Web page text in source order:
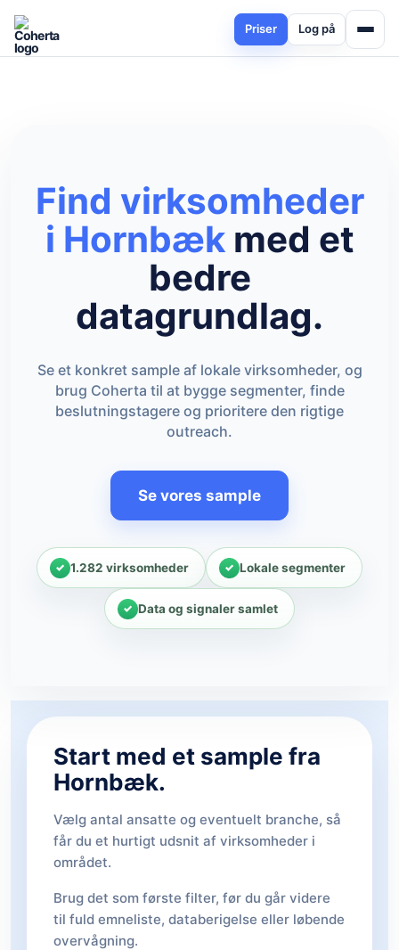
Priser Log på
Find virksomheder
i Hornbækmed et
bedre
datagrundlag.
Se et konkret sample af lokale virksomheder, og
brug Coherta til at bygge segmenter, finde
beslutningstagere og prioritere den rigtige
outreach.
Se vores sample
1.282 virksomheder Lokale segmenter
Data og signaler samlet
Start med et sample fra
Hornbæk.
Vælg antal ansatte og eventuelt branche, så
får du et hurtigt udsnit af virksomheder i
området.
Brug det som første filter, før du går videre
til fuld emneliste, databerigelse eller løbende
overvågning.